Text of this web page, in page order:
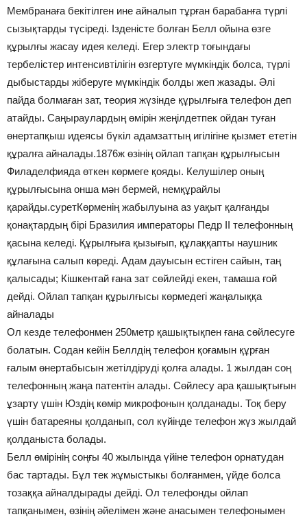
Мембранаға бекітілген ине айналып тұрған барабанға түрлі
сызықтарды түсіреді. Ізденісте болған Белл ойына өзге
құрылғы жасау идея келеді. Егер электр тоғындағы
тербелістер интенсивтілігін өзгертуге мүмкіндік болса, түрлі
дыбыстарды жіберуге мүмкіндік болды жеп жазады. Әлі
пайда болмаған зат, теория жүзінде құрылғыға телефон деп
атайды. Саңыраулардың өмірін жеңілдетпек ойдан туған
өнертапқыш идеясы бүкіл адамзаттың игілігіне қызмет ететін
құралға айналады.1876ж өзінің ойлап тапқан құрылғысын
Филаделфияда өткен көрмеге қояды. Келушілер оның
құрылғысына онша мән бермей, немқұрайлы
қарайды.суретКөрменің жабылуына аз уақыт қалғанды
қонақтардың бірі Бразилия императоры Педр ІІ телефонның
қасына келеді. Құрылғыға қызығып, құлаққапты наушник
құлағына салып көреді. Адам дауысын естіген сайын, таң
қалысады; Кішкентай ғана зат сөйлейді екен, тамаша ғой
дейді. Ойлап тапқан құрылғысы көрмедегі жаңалыққа
айналады
Ол кезде телефонмен 250метр қашықтықпен ғана сөйлесуге
болатын. Содан кейін Беллдің телефон қоғамын құрған
ғалым өнертабысын жетілдіруді қолға алады. 1 жылдан соң
телефонның жаңа патентін алады. Сөйлесу ара қашықтығын
ұзарту үшін Юздің көмір микрофонын қолданады. Тоқ беру
үшін батареяны қолданып, сол күйінде телефон жүз жылдай
қолданыста болады.
Белл өмірінің соңғы 40 жылында үйіне телефон орнатудан
бас тартады. Бұл тек жұмыстыкы болғанмен, үйде болса
тозаққа айналдырады дейді. Ол телефонды ойлап
тапқанымен, өзінің әйелімен және анасымен телефонымен